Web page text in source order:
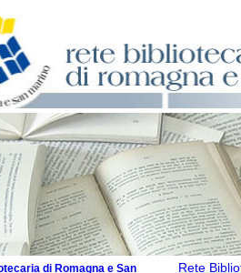
Rete
di Romagna e San